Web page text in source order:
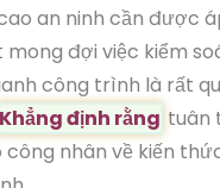
an ninh cần được
mong đợi việc kiểm
công trình là rất
Khẳng định rằng tuân
nhân về kiến